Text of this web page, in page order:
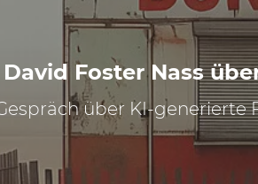
David Foster Nass
über KI-